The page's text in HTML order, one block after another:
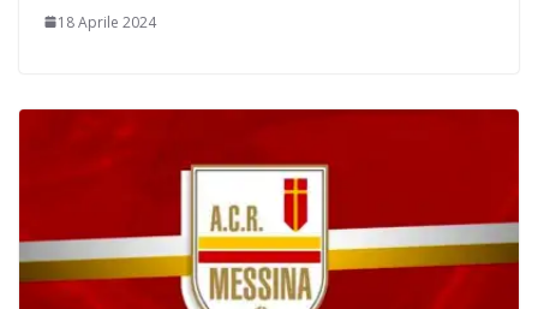
18 Aprile 2024